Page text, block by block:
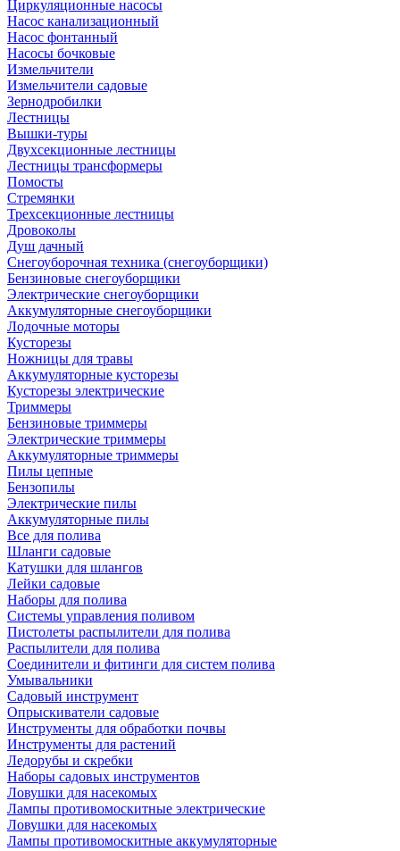
Циркуляционные насосы
Насос канализационный
Насос фонтанный
Насосы бочковые
Измельчители
Измельчители садовые
Зернодробилки
Лестницы
Вышки-туры
Двухсекционные лестницы
Лестницы трансформеры
Помосты
Стремянки
Трехсекционные лестницы
Дровоколы
Душ дачный
Снегоуборочная техника (снегоуборщики)
Бензиновые снегоуборщики
Электрические снегоуборщики
Аккумуляторные снегоуборщики
Лодочные моторы
Кусторезы
Ножницы для травы
Аккумуляторные кусторезы
Кусторезы электрические
Триммеры
Бензиновые триммеры
Электрические триммеры
Аккумуляторные триммеры
Пилы цепные
Бензопилы
Электрические пилы
Аккумуляторные пилы
Все для полива
Шланги садовые
Катушки для шлангов
Лейки садовые
Наборы для полива
Системы управления поливом
Пистолеты распылители для полива
Распылители для полива
Соединители и фитинги для систем полива
Умывальники
Садовый инструмент
Опрыскиватели садовые
Инструменты для обработки почвы
Инструменты для растений
Ледорубы и скребки
Наборы садовых инструментов
Ловушки для насекомых
Лампы противомоскитные электрические
Ловушки для насекомых
Лампы противомоскитные аккумуляторные